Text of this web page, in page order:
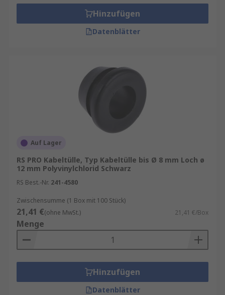
Hinzufügen
Datenblätter
Auf Lager
RS PRO Kabeltülle, Typ Kabeltülle bis Ø 8 mm Loch ø
12 mm Polyvinylchlorid Schwarz
RS Best.-Nr. 241-4580
Zwischensumme (1 Box mit 100 Stück)
21,41 €(ohne MwSt.) 21,41 €/Box
Menge
Hinzufügen
Datenblätter